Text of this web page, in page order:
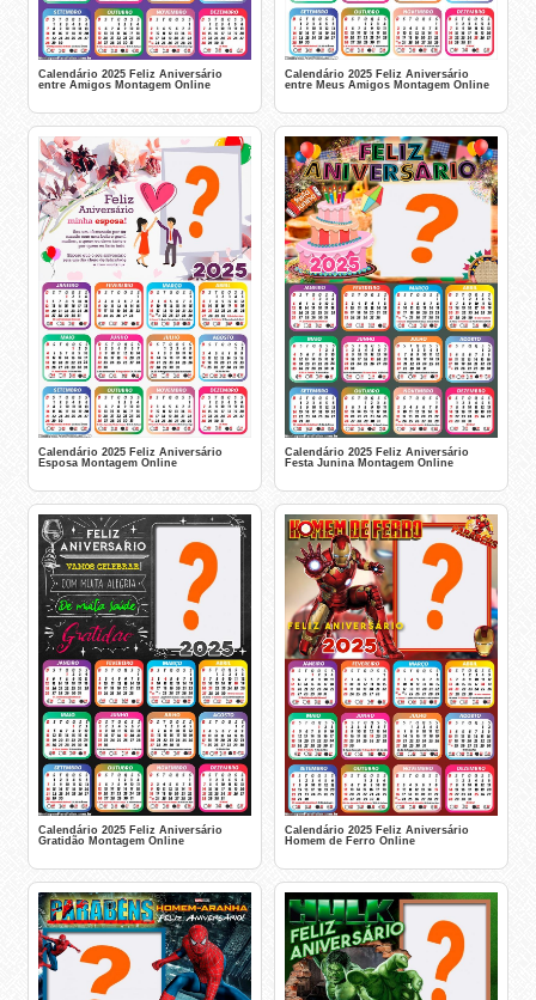
Calendário 2025 Feliz Aniversário
entre Amigos Montagem Online
Calendário 2025 Feliz Aniversário
entre Meus Amigos Montagem Online
Calendário 2025 Feliz Aniversário
Esposa Montagem Online
Calendário 2025 Feliz Aniversário
Festa Junina Montagem Online
Calendário 2025 Feliz Aniversário
Gratidão Montagem Online
Calendário 2025 Feliz Aniversário
Homem de Ferro Online